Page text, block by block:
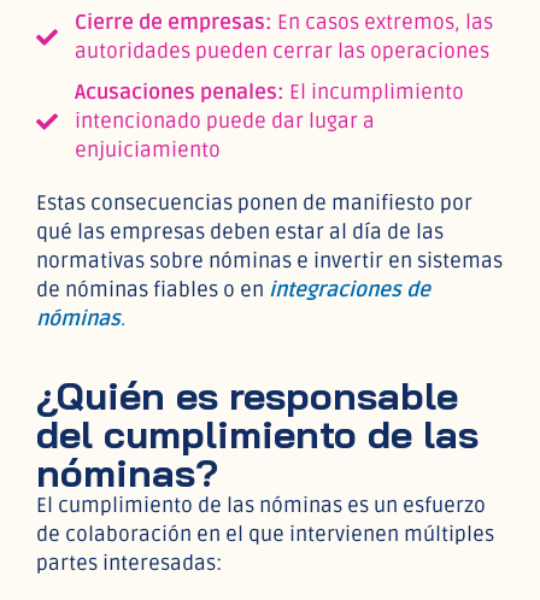
Cierre de empresas: En casos extremos, las
autoridades pueden cerrar las operaciones
Acusaciones penales: El incumplimiento
intencionado puede dar lugar a
enjuiciamiento
Estas consecuencias ponen de manifiesto por
qué las empresas deben estar al día de las
normativas sobre nóminas e invertir en sistemas
de nóminas fiables o en integraciones de
nóminas.
¿Quién es responsable
del cumplimiento de las
nóminas?
El cumplimiento de las nóminas es un esfuerzo
de colaboración en el que intervienen múltiples
partes interesadas: